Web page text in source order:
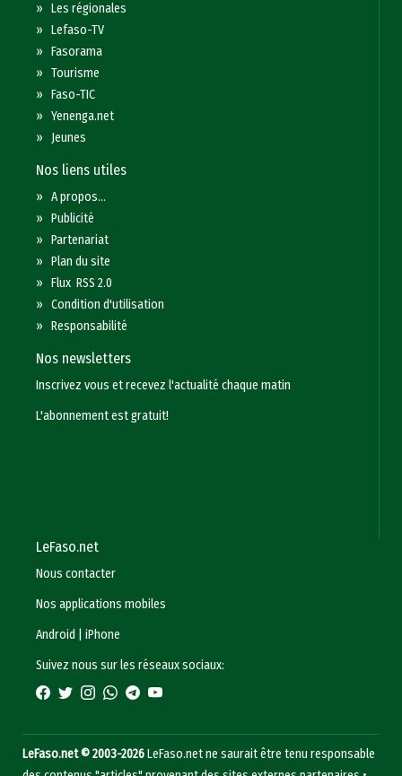
»Les régionales
»Lefaso-TV
»Fasorama
»Tourisme
»Faso-TIC
»Yenenga.net
» Jeunes
Nos liens utiles
»A propos...
»Publicité
»Partenariat
»Plan du site
»Flux RSS 2.0
»Condition d'utilisation
»Responsabilité
Nos newsletters
Inscrivez vous et recevez l'actualité chaque matin
L'abonnement est gratuit!
LeFaso.net
Nous contacter
Nos applications mobiles
Android
|iPhone
Suivez nous sur les réseaux sociaux:
LeFaso.net © 2003-2026LeFaso.net ne saurait être tenu responsable